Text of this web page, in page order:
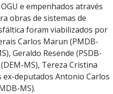
e empenhados através
obras de sistemas de
foram viabilizados por
Carlos Marun (PMDB-
Geraldo Resende (PSDB-
MS), Tereza Cristina
ex-deputados Antonio Carlos
MS).